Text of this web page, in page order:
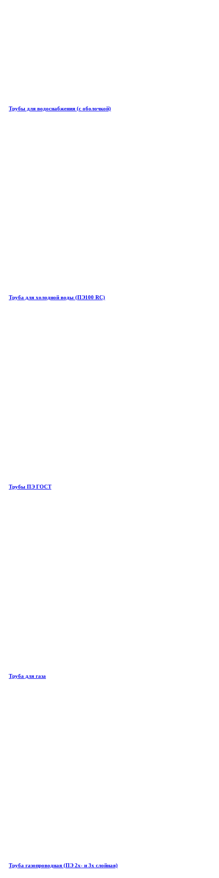
Трубы для водоснабжения (с оболочкой)
Труба для холодной воды (ПЭ100 RC)
Трубы ПЭ ГОСТ
Труба для газа
Труба газопроводная (ПЭ 2х- и 3х слойная)